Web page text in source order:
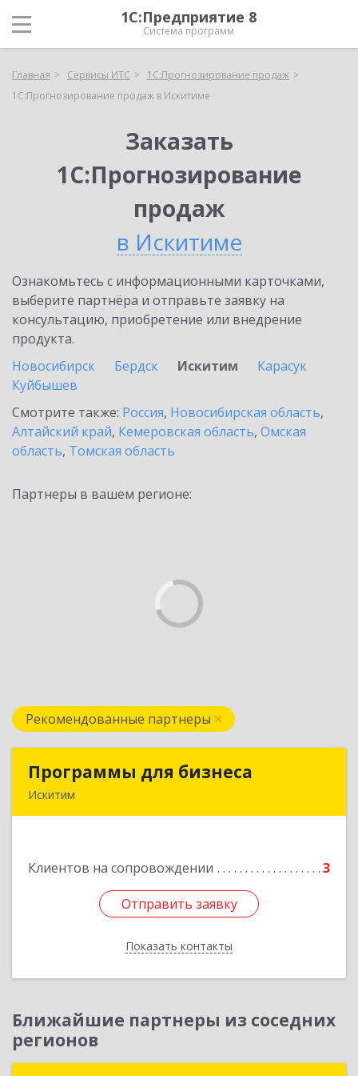
1С:Предприятие 8
Система программ
Главная Сервисы ИТС
1С:Прогнозирование продаж
1С:Прогнозирование продаж в Искитиме
Заказать
1С:Прогнозирование
продаж
в Искитиме
Ознакомьтесь с информационными карточками,
выберите партнёра и отправьте заявку на
консультацию, приобретение или внедрение
продукта.
Новосибирск
Бердск Искитим
Карасук
Куйбышев
Смотрите также: Россия, Новосибирская область,
Алтайский край, Кемеровская область, Омская
область, Томская область
Партнеры в вашем регионе:
Рекомендованные партнеры
Программы для бизнеса
Искитим
Клиентов на сопровождении 3
Отправить заявку
Показать контакты
Программы для бизнеса
Отправить заявку
Назад
Ближайшие партнеры из соседних
регионов